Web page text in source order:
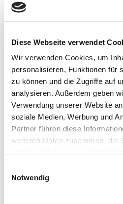
Diese Webseite verwendet
Wir verwenden Cookies, um
personalisieren, Funktionen für
zu können und die Zugriffe auf
analysieren. Außerdem geben
Verwendung unserer Website
soziale Medien, Werbung und
Partner führen diese
weiteren Daten zusammen, die
sie hier: https://zwergnase-
Notwendig